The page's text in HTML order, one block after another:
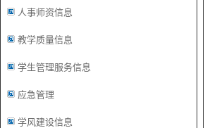
人事师资信息
教学质量信息
学生管理服务信息
应急管理
学风建设信息